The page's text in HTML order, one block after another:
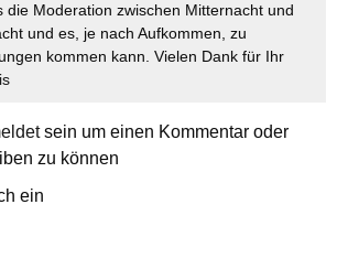
die Moderation zwischen Mitternacht und
und es, je nach Aufkommen, zu
kommen kann. Vielen Dank für Ihr
sein um einen Kommentar oder
zu können
ein